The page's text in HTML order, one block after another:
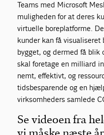
Teams med Microsoft
muligheden for at deres
virtuelle boreplatforme.
kunder kan få
bygget, og dermed få blik
skal foretage en milliard
nemt, effektivt, og
tidsbesparende og en
virksomheders samlede
Se videoen fra